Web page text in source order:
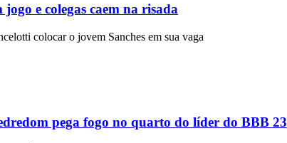
e colegas caem na risada
colocar o jovem Sanches em sua vaga
pega fogo no quarto do líder do BBB 23